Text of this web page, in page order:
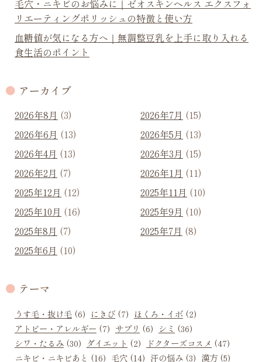
毛穴・ニキビのお悩みに｜ゼオスキンヘルス エクスフォ
リエーティングポリッシュの特徴と使い方
血糖値が気になる方へ｜無調整豆乳を上手に取り入れる
食生活のポイント
アーカイブ
2026年8月 (3) 2026年7月 (15)
2026年6月 (13) 2026年5月 (13)
2026年4月 (13) 2026年3月 (15)
2026年2月 (7) 2026年1月 (11)
2025年12月 (12) 2025年11月 (10)
2025年10月 (16) 2025年9月 (10)
2025年8月 (7) 2025年7月 (8)
2025年6月 (10)
テーマ
うす毛・抜け毛 (6) にきび (7) ほくろ・イボ (2)
アトピー・アレルギー (7) サプリ (6) シミ (36)
シワ・たるみ (30) ダイエット (2) ドクターズコスメ (47)
ニキビ・ニキビあと (16) 毛穴 (14) 汗の悩み (3) 漢方 (5)